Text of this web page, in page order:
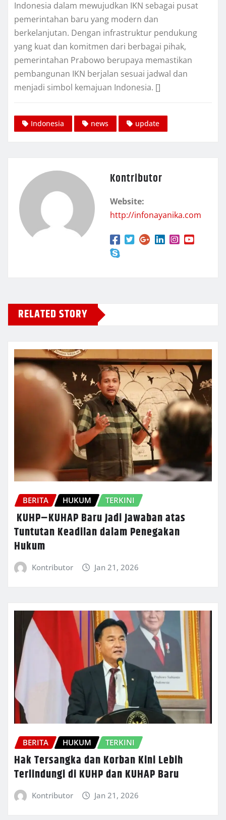
Indonesia dalam mewujudkan IKN sebagai pusat
pemerintahan baru yang modern dan
berkelanjutan. Dengan infrastruktur pendukung
yang kuat dan komitmen dari berbagai pihak,
pemerintahan Prabowo berupaya memastikan
pembangunan IKN berjalan sesuai jadwal dan
menjadi simbol kemajuan Indonesia. []
Indonesia news update
Kontributor
Website:
http://infonayanika.com
RELATED STORY
BERITA HUKUM TERKINI
KUHP–KUHAP Baru Jadi Jawaban atas
Tuntutan Keadilan dalam Penegakan
Hukum
Kontributor Jan 21, 2026
BERITA HUKUM TERKINI
Hak Tersangka dan Korban Kini Lebih
Terlindungi di KUHP dan KUHAP Baru
Kontributor Jan 21, 2026